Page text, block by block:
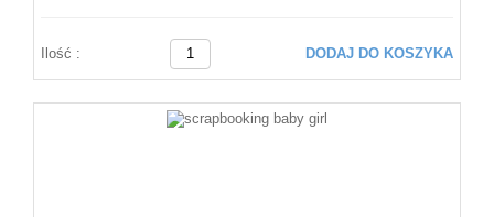
Ilość : DODAJ DO KOSZYKA